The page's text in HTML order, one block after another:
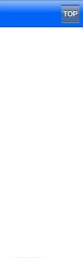
TOP